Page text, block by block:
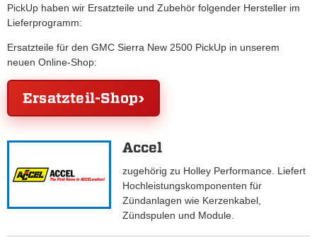
PickUp haben wir Ersatzteile und Zubehör folgender Hersteller im
Lieferprogramm:
Ersatzteile für den GMC Sierra New 2500 PickUp in unserem
neuen Online-Shop:
Ersatzteil-Shop
Accel
zugehörig zu Holley Performance. Liefert
Hochleistungskomponenten für
Zündanlagen wie Kerzenkabel,
Zündspulen und Module.